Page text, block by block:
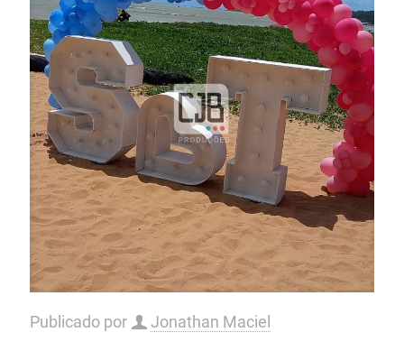
Publicado por Jonathan Maciel